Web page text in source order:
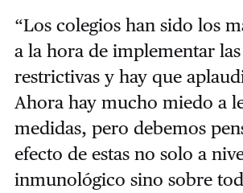
“Los colegios han sido los
a la hora de implementar
restrictivas y hay que
Ahora hay mucho miedo a
medidas, pero debemos
efecto de estas no solo a
inmunológico sino sobre